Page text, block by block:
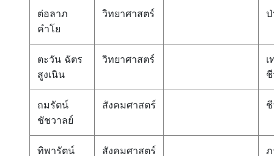
ต่อลาภ
คำโย
วิทยาศาสตร์ ป่
ตะวัน ฉัตร
สูงเนิน
วิทยาศาสตร์
ถมรัตน์
ชัชวาลย์
สังคมศาสตร์
ทิพารัตน์ สังคมศาสตร์ ภ